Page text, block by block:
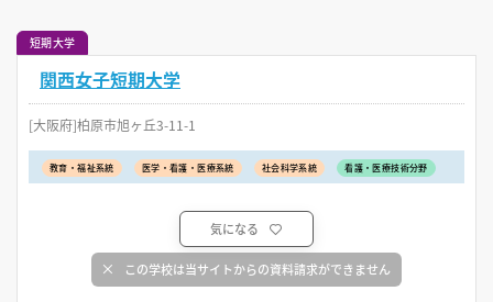
短期大学
関西女子短期大学
[大阪府]柏原市旭ヶ丘3-11-1
教育・福祉系統 医学・看護・医療系統 社会科学系統 看護・医療技術分野
気になる
この学校は当サイトからの資料請求ができません